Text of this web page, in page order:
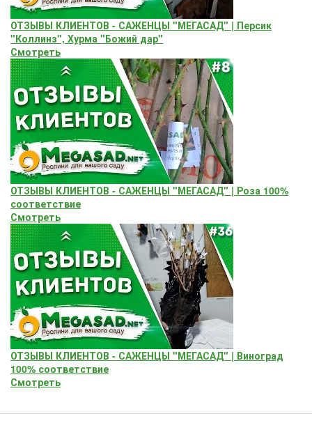
ОТЗЫВЫ КЛИЕНТОВ - САЖЕНЦЫ "МЕГАСАД" | Персик
"Коллинз", Хурма "Божий дар"
Смотреть
ОТЗЫВЫ КЛИЕНТОВ - САЖЕНЦЫ "МЕГАСАД" | Роза 100%
соответствие
Смотреть
ОТЗЫВЫ КЛИЕНТОВ - САЖЕНЦЫ "МЕГАСАД" | Виноград
100% соответствие
Смотреть